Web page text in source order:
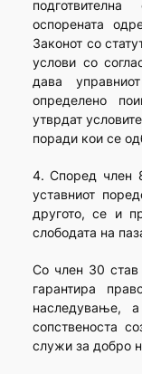
оспорената
Законот со
услови со
дава
определено
утврдат
поради кои се
4. Според член
уставниот
другото, се и
слободата на
Со член 30 став
гарантира
наследување,
сопственоста
служи за добро